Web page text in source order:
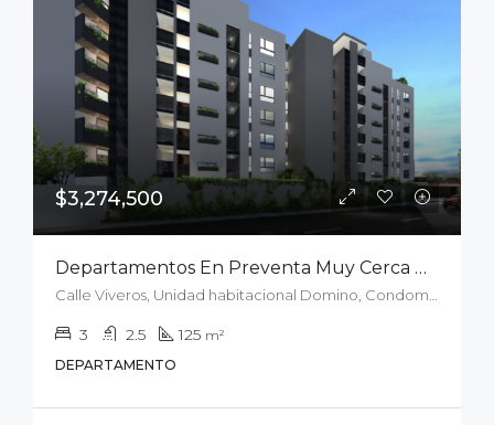
$3,274,500
Departamentos En Preventa Muy Cerca Del Parque Tangamanga 1
3 2.5 125 m²
DEPARTAMENTO